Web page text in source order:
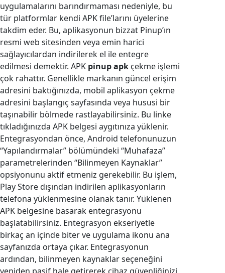
uygulamalarını barındırmaması nedeniyle, bu
tür platformlar kendi APK file’larını üyelerine
takdim eder. Bu, aplikasyonun bizzat Pinup’ın
resmi web sitesinden veya emin harici
sağlayıcılardan indirilerek el ile entegre
edilmesi demektir. APK pinup apk çekme işlemi
çok rahattır. Genellikle markanın güncel erişim
adresini baktığınızda, mobil aplikasyon çekme
adresini başlangıç sayfasında veya hususi bir
taşınabilir bölmede rastlayabilirsiniz. Bu linke
tıkladığınızda APK belgesi aygıtınıza yüklenir.
Entegrasyondan önce, Android telefonunuzun
“Yapılandırmalar” bölümündeki “Muhafaza”
parametrelerinden “Bilinmeyen Kaynaklar”
opsiyonunu aktif etmeniz gerekebilir. Bu işlem,
Play Store dışından indirilen aplikasyonların
telefona yüklenmesine olanak tanır. Yüklenen
APK belgesine basarak entegrasyonu
başlatabilirsiniz. Entegrasyon ekseriyetle
birkaç an içinde biter ve uygulama ikonu ana
sayfanızda ortaya çıkar. Entegrasyonun
ardından, bilinmeyen kaynaklar seçeneğini